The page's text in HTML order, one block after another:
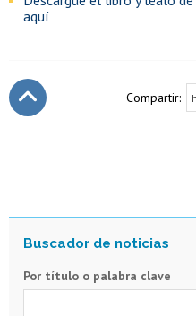
aquí
Compartir:
Por título o palabra clave